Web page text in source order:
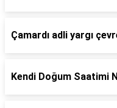
Çamardı adli yargı
Kendi Doğum Saatimi